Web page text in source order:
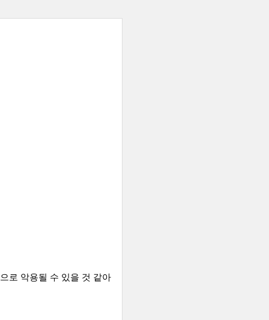
로 악용될 수 있을 것 같아